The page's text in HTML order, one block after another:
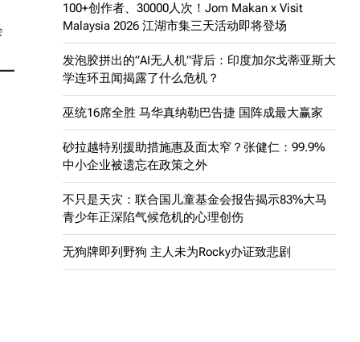
100+创作者、30000人次！Jom Makan x Visit
Malaysia 2026 江湖市集三天活动即将登场
发泡胶拼出的”AI无人机”背后：印度加尔戈蒂亚斯大
学连环丑闻揭露了什么危机？
巫统16席全胜 马华真纳勒巴告捷 国阵成最大赢家
砂拉越特别援助措施惠及面太窄？张健仁：99.9%
中小企业被遗忘在政策之外
不只是天灾：联合国儿童基金会报告揭示83%大马
青少年正深陷气候危机的心理创伤
无狗牌即列野狗 主人未为Rocky办证致悲剧